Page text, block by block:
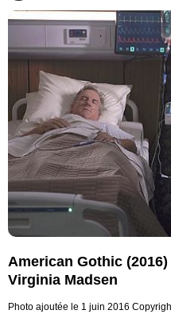
American Gothic
Virginia Madsen
Photo ajoutée le 1 juin 2016